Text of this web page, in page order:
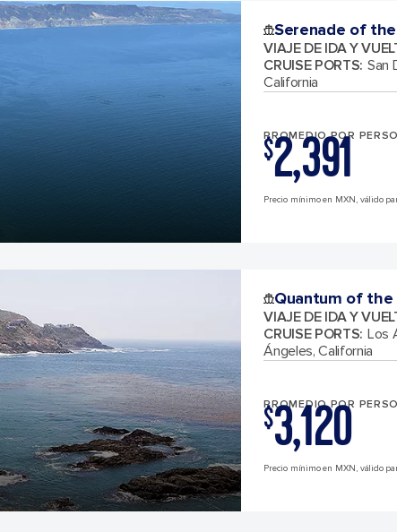
Serenade of
VIAJE DE IDA Y
CRUISE PORTS: San
California
PROMEDIO POR
$2,391
Precio mínimo en MXN, válido
Quantum of the
VIAJE DE IDA Y
CRUISE PORTS: Los
Ángeles, California
PROMEDIO POR
$3,120
Precio mínimo en MXN, válido